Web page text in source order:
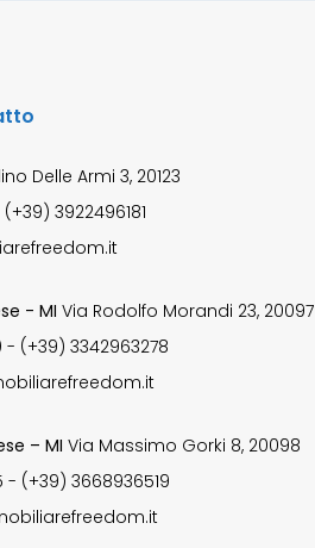
Delle Armi 3, 20123
3922496181
- MI Via Rodolfo Morandi 23, 20097
(+39) 3342963278
– MI Via Massimo Gorki 8, 20098
(+39) 3668936519